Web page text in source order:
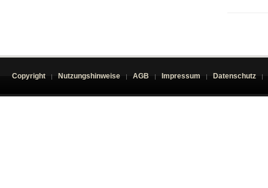
Copyright Nutzungshinweise AGB Impressum Datenschutz